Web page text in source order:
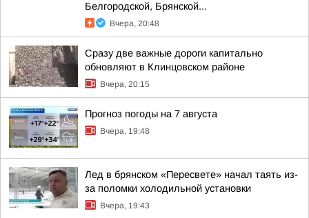
Белгородской, Брянской...
Вчера, 20:48
Сразу две важные дороги капитально
обновляют в Клинцовском районе
Вчера, 20:15
Прогноз погоды на 7 августа
Вчера, 19:48
Лед в брянском «Пересвете» начал таять из-
за поломки холодильной установки
Вчера, 19:43